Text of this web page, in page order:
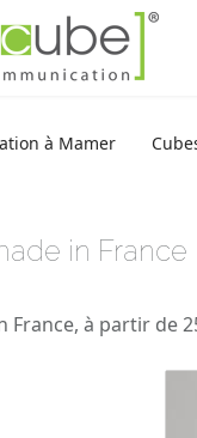
à Mamer
in France
France, à partir de